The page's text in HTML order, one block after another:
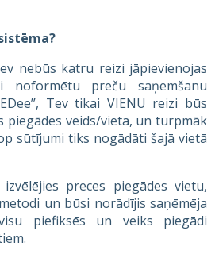
sistēma?
Tev nebūs katru reizi jāpievienojas
noformētu preču saņemšanu
Tev tikai VIENU reizi būs
piegādes veids/vieta, un turpmāk
sūtījumi tiks nogādāti šajā vietā
preces piegādes vietu,
un būsi norādījis saņēmēja
visu piefiksēs un veiks piegādi